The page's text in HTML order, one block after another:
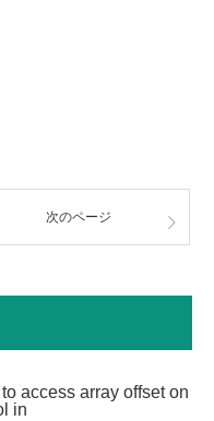
次のページ
access array offset on
in